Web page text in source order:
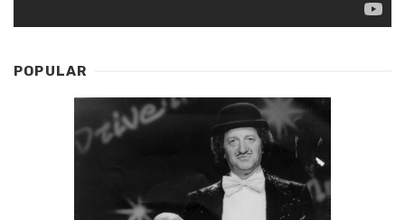
POPULAR